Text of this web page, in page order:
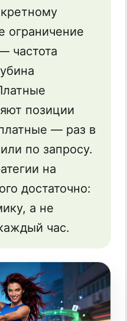
ограничение
частота
позиции
— раз в
по запросу.
на
достаточно:
а не
час.